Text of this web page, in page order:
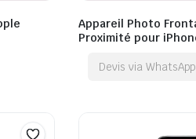
Appareil Photo
Proximité pour
Devis via WhatsApp